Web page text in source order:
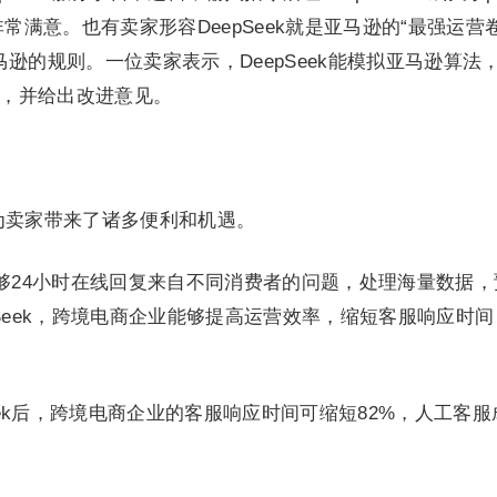
满意。也有卖家形容DeepSeek就是亚马逊的“最强运营
逊的规则。一位卖家表示，DeepSeek能模拟亚马逊算法
并给出改进意见。
家带来了诸多便利和机遇。
24小时在线回复来自不同消费者的问题，处理海量数据
，跨境电商企业能够提高运营效率，缩短客服响应时
后，跨境电商企业的客服响应时间可缩短82%，人工客服